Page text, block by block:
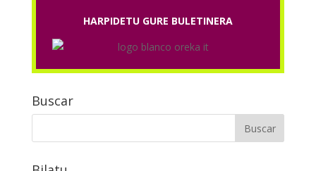
HARPIDETU GURE BULETINERA
Buscar